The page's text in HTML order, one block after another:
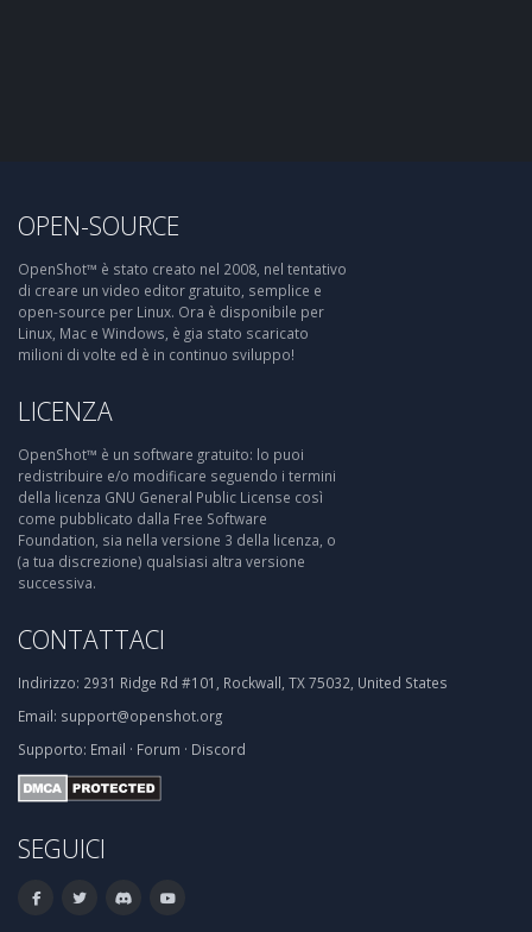
OPEN-SOURCE
OpenShot™ è stato creato nel 2008, nel tentativo
di creare un video editor gratuito, semplice e
open-source per Linux. Ora è disponibile per
Linux, Mac e Windows, è gia stato scaricato
milioni di volte ed è in continuo sviluppo!
LICENZA
OpenShot™ è un software gratuito: lo puoi
redistribuire e/o modificare seguendo i termini
della licenza GNU General Public License così
come pubblicato dalla Free Software
Foundation, sia nella versione 3 della licenza, o
(a tua discrezione) qualsiasi altra versione
successiva.
CONTATTACI
Indirizzo: 2931 Ridge Rd #101, Rockwall, TX 75032, United States
Email: support@openshot.org
Supporto: Email · Forum · Discord
SEGUICI